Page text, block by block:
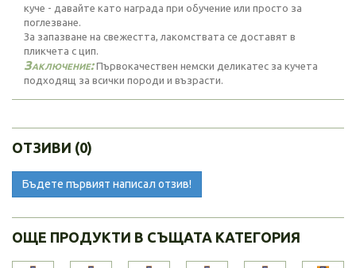
куче - давайте като награда при обучение или просто за
поглезване.
За запазване на свежестта, лакомствата се доставят в
пликчета с цип.
Заключение:Първокачествен немски деликатес за кучета
подходящ за всички породи и възрасти.
ОТЗИВИ (0)
Бъдете първият написал отзив!
ОЩЕ ПРОДУКТИ В СЪЩАТА КАТЕГОРИЯ